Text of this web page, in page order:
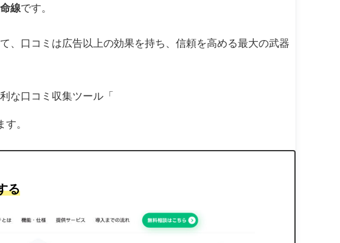
線です。
、口コミは広告以上の効果を持ち、信頼を高める最大の武器
な口コミ収集ツール「
。
る